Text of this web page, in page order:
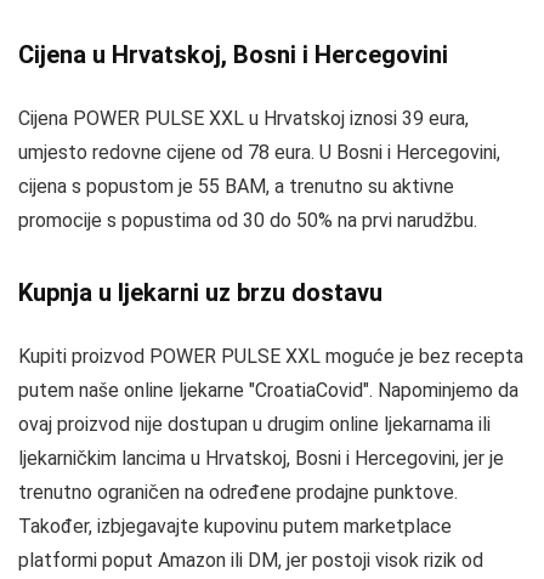
Cijena u Hrvatskoj, Bosni i Hercegovini
Cijena POWER PULSE XXL u Hrvatskoj iznosi 39 eura,
umjesto redovne cijene od 78 eura. U Bosni i Hercegovini,
cijena s popustom je 55 BAM, a trenutno su aktivne
promocije s popustima od 30 do 50% na prvi narudžbu.
Kupnja u ljekarni uz brzu dostavu
Kupiti proizvod POWER PULSE XXL moguće je bez recepta
putem naše online ljekarne "CroatiaCovid". Napominjemo da
ovaj proizvod nije dostupan u drugim online ljekarnama ili
ljekarničkim lancima u Hrvatskoj, Bosni i Hercegovini, jer je
trenutno ograničen na određene prodajne punktove.
Također, izbjegavajte kupovinu putem marketplace
platformi poput Amazon ili DM, jer postoji visok rizik od